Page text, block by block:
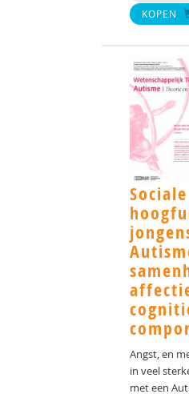
KOPEN
Angst, en
in veel
met een